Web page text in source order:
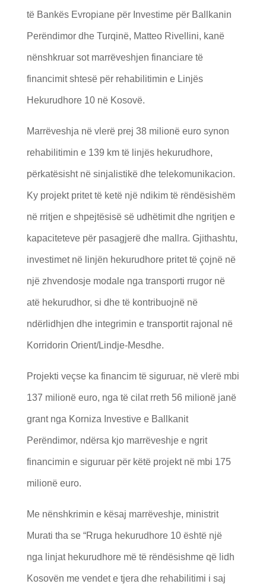
të Bankës Evropiane për Investime për Ballkanin
Perëndimor dhe Turqinë, Matteo Rivellini, kanë
nënshkruar sot marrëveshjen financiare të
financimit shtesë për rehabilitimin e Linjës
Hekurudhore 10 në Kosovë.
Marrëveshja në vlerë prej 38 milionë euro synon
rehabilitimin e 139 km të linjës hekurudhore,
përkatësisht në sinjalistikë dhe telekomunikacion.
Ky projekt pritet të ketë një ndikim të rëndësishëm
në rritjen e shpejtësisë së udhëtimit dhe ngritjen e
kapaciteteve për pasagjerë dhe mallra. Gjithashtu,
investimet në linjën hekurudhore pritet të çojnë në
një zhvendosje modale nga transporti rrugor në
atë hekurudhor, si dhe të kontribuojnë në
ndërlidhjen dhe integrimin e transportit rajonal në
Korridorin Orient/Lindje-Mesdhe.
Projekti veçse ka financim të siguruar, në vlerë mbi
137 milionë euro, nga të cilat rreth 56 milionë janë
grant nga Korniza Investive e Ballkanit
Perëndimor, ndërsa kjo marrëveshje e ngrit
financimin e siguruar për këtë projekt në mbi 175
milionë euro.
Me nënshkrimin e kësaj marrëveshje, ministrit
Murati tha se “Rruga hekurudhore 10 është një
nga linjat hekurudhore më të rëndësishme që lidh
Kosovën me vendet e tjera dhe rehabilitimi i saj